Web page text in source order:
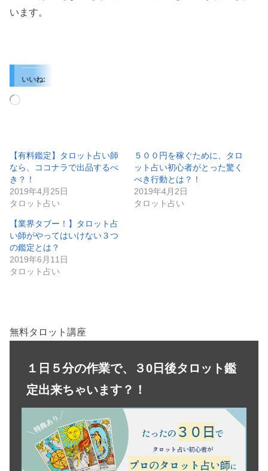
います。
いいね:
読
【有料鑑定】タロット占い師
なら、ココナラで出品するべ
き？！
2019年4月25日
タロット占い
５００円を稼ぐために、タロ
ット占い初心者がとった驚く
べき行動とは？！
2019年4月2日
タロット占い
【業界タブー！】タロット占
い師がやってはいけない３つ
の鑑定とは？
2019年6月11日
タロット占い
無料タロット講座
１日５分の作業で、３0日後タロット鑑
定出来ちゃいます？！